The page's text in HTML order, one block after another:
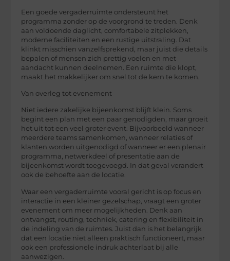
Een goede vergaderruimte ondersteunt het
programma zonder op de voorgrond te treden. Denk
aan voldoende daglicht, comfortabele zitplekken,
moderne faciliteiten en een rustige uitstraling. Dat
klinkt misschien vanzelfsprekend, maar juist die details
bepalen of mensen zich prettig voelen en met
aandacht kunnen deelnemen. Een ruimte die klopt,
maakt het makkelijker om snel tot de kern te komen.
Van overleg tot evenement
Niet iedere zakelijke bijeenkomst blijft klein. Soms
begint een plan met een paar genodigden, maar groeit
het uit tot een veel groter event. Bijvoorbeeld wanneer
meerdere teams samenkomen, wanneer relaties of
klanten worden uitgenodigd of wanneer er een plenair
programma, netwerkdeel of presentatie aan de
bijeenkomst wordt toegevoegd. In dat geval verandert
ook de behoefte aan de locatie.
Waar een vergaderruimte vooral gericht is op focus en
interactie in een kleiner gezelschap, vraagt een groter
evenement om meer mogelijkheden. Denk aan
ontvangst, routing, techniek, catering en flexibiliteit in
de indeling van de ruimtes. Juist dan is het belangrijk
dat een locatie niet alleen praktisch functioneert, maar
ook een professionele indruk achterlaat bij alle
aanwezigen.